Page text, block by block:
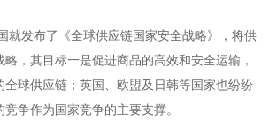
发布了《全球供应链国家安全战略》，将供
，其目标一是促进商品的高效和安全运输，
全球供应链；英国、欧盟及日韩等国家也纷纷
争作为国家竞争的主要支撑。